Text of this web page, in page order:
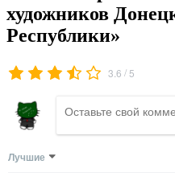
художников
Республики»
3.6 / 5
Лучшие